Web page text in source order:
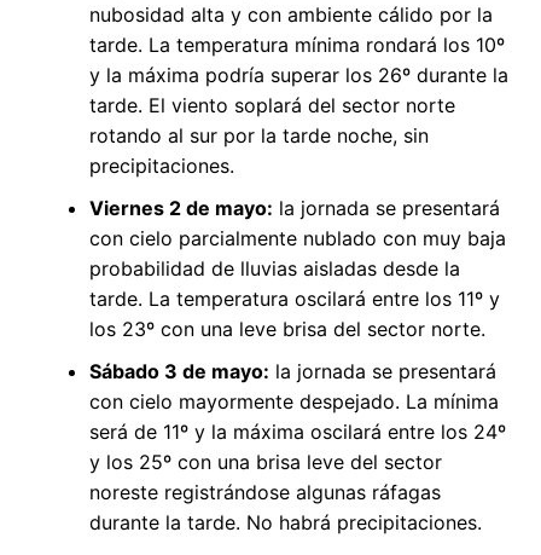
nubosidad alta y con ambiente cálido por la
tarde. La temperatura mínima rondará los 10º
y la máxima podría superar los 26º durante la
tarde. El viento soplará del sector norte
rotando al sur por la tarde noche, sin
precipitaciones.
Viernes 2 de mayo: la jornada se presentará
con cielo parcialmente nublado con muy baja
probabilidad de lluvias aisladas desde la
tarde. La temperatura oscilará entre los 11º y
los 23º con una leve brisa del sector norte.
Sábado 3 de mayo: la jornada se presentará
con cielo mayormente despejado. La mínima
será de 11º y la máxima oscilará entre los 24º
y los 25º con una brisa leve del sector
noreste registrándose algunas ráfagas
durante la tarde. No habrá precipitaciones.